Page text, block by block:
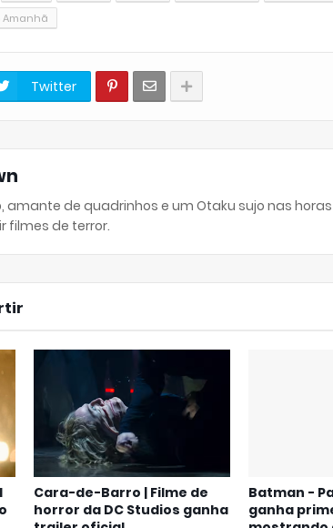
Amanhã
Twitter
amante de quadrinhos e um Otaku sujo nas
filmes de terror.
Cara-de-Barro | Filme de
horror da DC Studios ganha
Batman -
ganha